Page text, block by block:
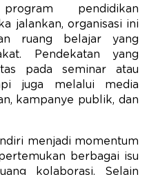
pendidikan
jalankan, organisasi ini
ruang belajar yang
Pendekatan yang
pada seminar atau
juga melalui media
kampanye publik, dan
menjadi momentum
berbagai isu
kolaborasi. Selain